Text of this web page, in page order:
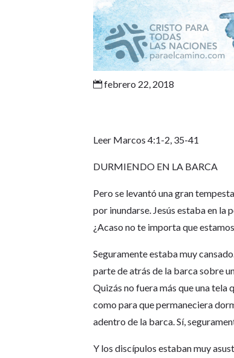
 febrero 22, 2018
Leer Marcos 4:1-2, 35-41
DURMIENDO EN LA BARCA
Pero se levantó una gran
por inundarse. Jesús estaba en la
¿Acaso no te importa que
Seguramente estaba muy
parte de atrás de la barca sobre
Quizás no fuera más que una tela
como para que permaneciera
adentro de la barca. Sí,
Y los discípulos estaban muy